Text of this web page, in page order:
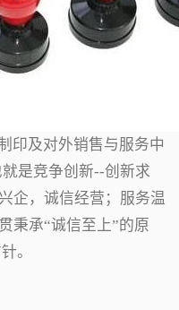
及对外销售与服务中
是竞争创新--创新求
企，诚信经营；服务温
秉承“诚信至上”的原
。